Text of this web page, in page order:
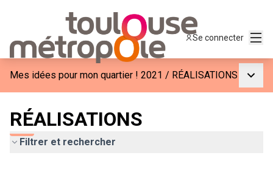
Se connecter
Mes idées pour mon quartier ! 2021 / RÉALISATIONS
RÉALISATIONS
Filtrer et rechercher